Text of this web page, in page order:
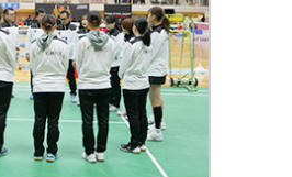
2
24-22
0
倉島 美咲
青木 もえ
21-16